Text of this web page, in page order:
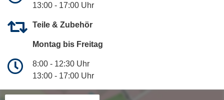
13:00 - 17:00 Uhr
Teile & Zubehör
Montag bis Freitag
8:00 - 12:30 Uhr
13:00 - 17:00 Uhr